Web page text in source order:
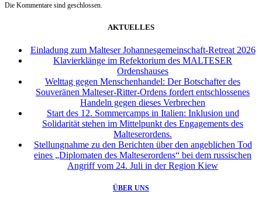
Die Kommentare sind geschlossen.
AKTUELLES
Einladung zum Malteser Johannesgemeinschaft-Retreat 2026
Klavierklänge im Refektorium des MALTESER
Ordenshauses
Welttag gegen Menschenhandel: Der Botschafter des
Souveränen Malteser-Ritter-Ordens fordert entschlossenes
Handeln gegen dieses Verbrechen
Start des 12. Sommercamps in Italien: Inklusion und
Solidarität stehen im Mittelpunkt des Engagements des
Malteserordens.
Stellungnahme zu den Berichten über den angeblichen Tod
eines „Diplomaten des Malteserordens“ bei dem russischen
Angriff vom 24. Juli in der Region Kiew
ÜBER UNS